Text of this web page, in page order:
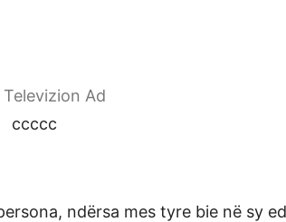
Ad
ccccc
ndërsa mes tyre bie në sy